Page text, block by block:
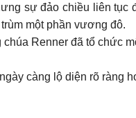
sự đảo chiều liên
một phần vương đô.
Renner đã tổ chức
càng lộ diện rõ